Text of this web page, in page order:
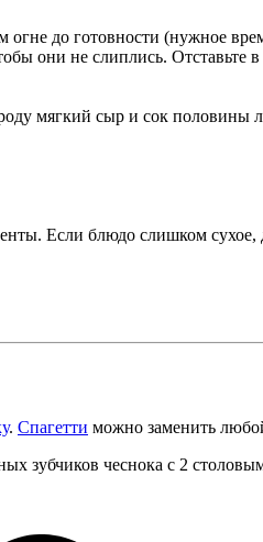
до готовности (нужное
они не слиплись. Отставьте в
мягкий сыр и сок
Если блюдо слишком сухое,
. Спагетти можно заменить
зубчиков чеснока с 2